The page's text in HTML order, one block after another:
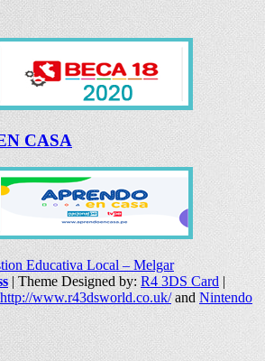
CASA
Educativa Local – Melgar
| Theme Designed by: R4 3DS Card |
http://www.r43dsworld.co.uk/and Nintendo